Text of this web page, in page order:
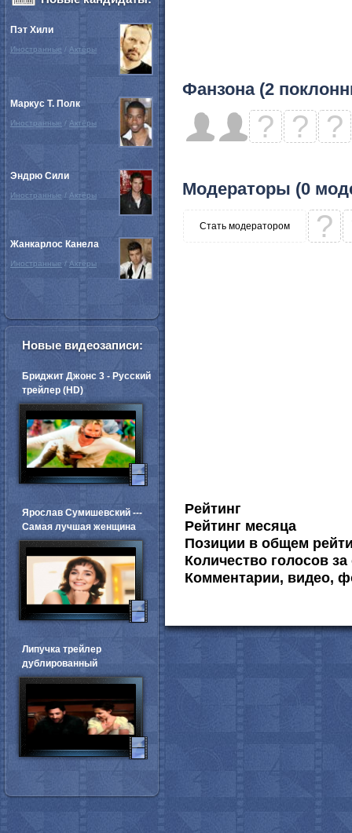
Фанзона (2
? ? ?
Модераторы (0
Стать модератором ?
Рейтинг
Рейтинг месяца
Позиции в общем
Количество голосов за
Комментарии, видео,
Пэт Хили
Иностранные / Актёры
Маркус Т. Полк
Иностранные / Актёры
Эндрю Сили
Иностранные / Актёры
Жанкарлос Канела
Иностранные / Актёры
Новые видеозаписи:
Бриджит Джонс 3 - Русский
трейлер (HD)
Ярослав Сумишевский ---
Самая лучшая женщина
Липучка трейлер
дублированный